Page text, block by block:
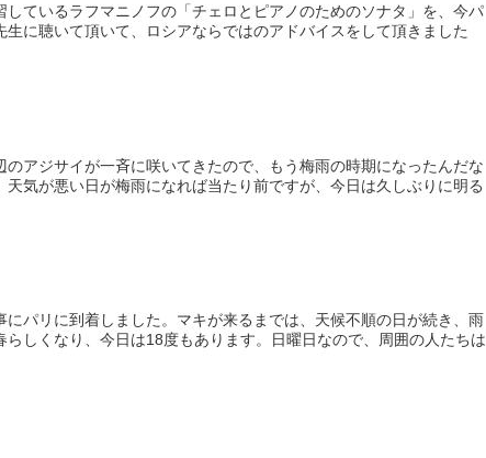
ているラフマニノフの「チェロとピアノのためのソナタ」を、今パ
に聴いて頂いて、ロシアならではのアドバイスをして頂きました
アジサイが一斉に咲いてきたので、もう梅雨の時期になったんだな
気が悪い日が梅雨になれば当たり前ですが、今日は久しぶりに明る
パリに到着しました。マキが来るまでは、天候不順の日が続き、雨
しくなり、今日は18度もあります。日曜日なので、周囲の人たちは